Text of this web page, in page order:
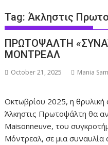
Tag:Άκληστις
ΠΡΩΤΟΨΑΛΤΗ
ΜΟΝΤΡΕΑΛ
October 21, 2025 Mania
Οκτωβρίου 2025, η θρυλική
Άλκηστις Πρωτοψάλτη θα
Maisonneuve, του
Μόντρεαλ, σε μια